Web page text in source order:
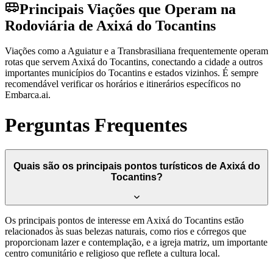
Principais Viações que Operam na
Rodoviária de Axixá do Tocantins
Viações como a Aguiatur e a Transbrasiliana frequentemente operam
rotas que servem Axixá do Tocantins, conectando a cidade a outros
importantes municípios do Tocantins e estados vizinhos. É sempre
recomendável verificar os horários e itinerários específicos no
Embarca.ai.
Perguntas Frequentes
Quais são os principais pontos turísticos de Axixá do
Tocantins?
Os principais pontos de interesse em Axixá do Tocantins estão
relacionados às suas belezas naturais, como rios e córregos que
proporcionam lazer e contemplação, e a igreja matriz, um importante
centro comunitário e religioso que reflete a cultura local.